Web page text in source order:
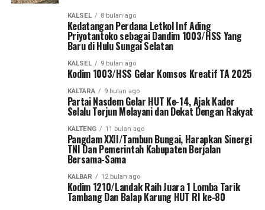
KALSEL 8 bulan ago
Kedatangan Perdana Letkol Inf Ading
Priyotantoko sebagai Dandim 1003/HSS Yang
Baru di Hulu Sungai Selatan
KALSEL 9 bulan ago
Kodim 1003/HSS Gelar Komsos Kreatif TA 2025
KALTARA 9 bulan ago
Partai Nasdem Gelar HUT Ke-14, Ajak Kader
Selalu Terjun Melayani dan Dekat Dengan Rakyat
KALTENG 11 bulan ago
Pangdam XXII/Tambun Bungai, Harapkan Sinergi
TNI Dan Pemerintah Kabupaten Berjalan
Bersama-Sama
KALBAR 12 bulan ago
Kodim 1210/Landak Raih Juara 1 Lomba Tarik
Tambang Dan Balap Karung HUT RI ke-80